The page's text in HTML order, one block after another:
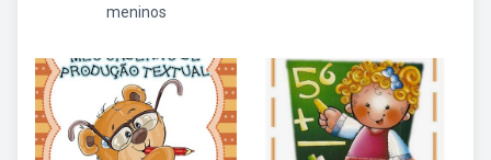
meninos